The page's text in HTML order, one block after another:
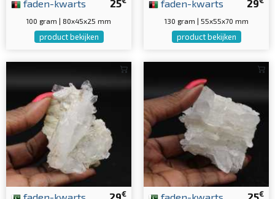
25
faden-kwarts
100 gram | 80x45x25 mm
product bekijken
29
faden-kwarts
130 gram | 55x55x70 mm
product bekijken
29€
faden-kwarts 25€
faden-kwarts